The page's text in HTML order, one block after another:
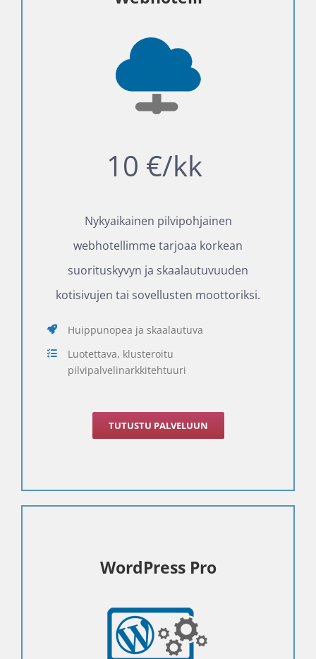
10 €/kk
Nykyaikainen pilvipohjainen
webhotellimme tarjoaa korkean
suorituskyvyn ja skaalautuvuuden
kotisivujen tai sovellusten moottoriksi.
Huippunopea ja skaalautuva
Luotettava, klusteroitu
pilvipalvelinarkkitehtuuri
TUTUSTU PALVELUUN
WordPress Pro